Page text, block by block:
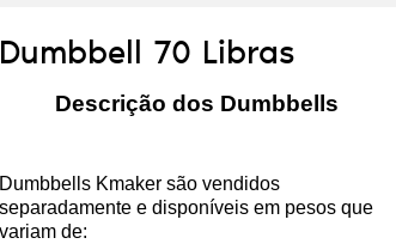
Dumbbell 70 Libras
Descrição dos Dumbbells
Dumbbells Kmaker são vendidos
separadamente e disponíveis em pesos que
variam de: